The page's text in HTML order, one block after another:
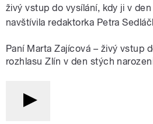
živý vstup do vysílání, kdy ji v
navštívila redaktorka Petra
Paní Marta Zajícová – živý vstup
rozhlasu Zlín v den stých